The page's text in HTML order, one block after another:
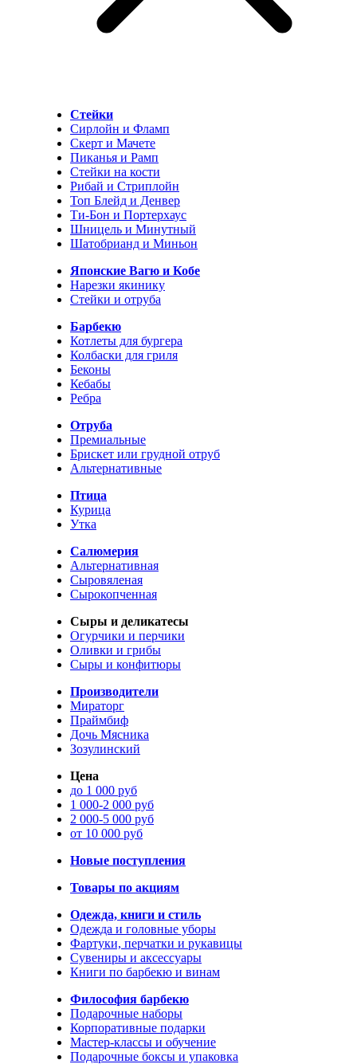
Стейки
Сирлойн и Фламп
Скерт и Мачете
Пиканья и Рамп
Стейки на кости
Рибай и Стриплойн
Топ Блейд и Денвер
Ти-Бон и Портерхаус
Шницель и Минутный
Шатобрианд и Миньон
Японские Вагю и Кобе
Нарезки якинику
Стейки и отруба
Барбекю
Котлеты для бургера
Колбаски для гриля
Беконы
Кебабы
Ребра
Отруба
Премиальные
Брискет или грудной отруб
Альтернативные
Птица
Курица
Утка
Салюмерия
Альтернативная
Сыровяленая
Сырокопченная
Сыры и деликатесы
Огурчики и перчики
Оливки и грибы
Сыры и конфитюры
Производители
Мираторг
Праймбиф
Дочь Мясника
Зозулинский
Цена
до 1 000 руб
1 000-2 000 руб
2 000-5 000 руб
от 10 000 руб
Новые поступления
Товары по акциям
Одежда, книги и стиль
Одежда и головные уборы
Фартуки, перчатки и рукавицы
Сувениры и аксессуары
Книги по барбекю и винам
Философия барбекю
Подарочные наборы
Корпоративные подарки
Мастер-классы и обучение
Подарочные боксы и упаковка